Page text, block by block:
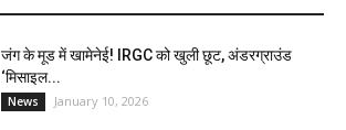
जंग के मूड में खामेनेई! IRGC को खुली छूट, अंडरग्राउंड
‘मिसाइल...
News January 10, 2026